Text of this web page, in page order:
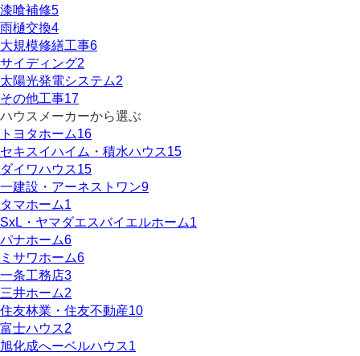
漆喰補修5
雨樋交換4
大規模修繕工事6
サイディング2
太陽光発電システム2
その他工事17
ハウスメーカーから選ぶ
トヨタホーム16
セキスイハイム・積水ハウス15
ダイワハウス15
一建設・アーネストワン9
タマホーム1
SxL・ヤマダエスバイエルホーム1
パナホーム6
ミサワホーム6
一条工務店3
三井ホーム2
住友林業・住友不動産10
富士ハウス2
旭化成へーベルハウス1